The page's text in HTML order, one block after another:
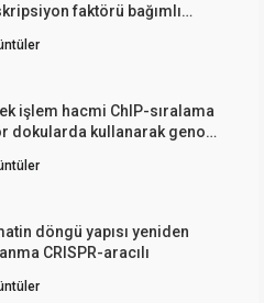
faktörü bağımlı
işlem hacmi ChIP-sıralama
dokularda kullanarak genom
bir Platform
döngü yapısı yeniden
CRISPR-aracılı